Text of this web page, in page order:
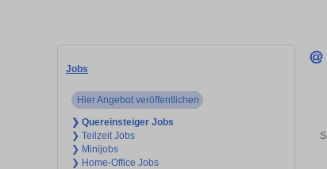
Jobs
Hier Angebot veröffentlichen
❯ Quereinsteiger Jobs
❯ Teilzeit Jobs
❯ Minijobs
❯ Home-Office Jobs